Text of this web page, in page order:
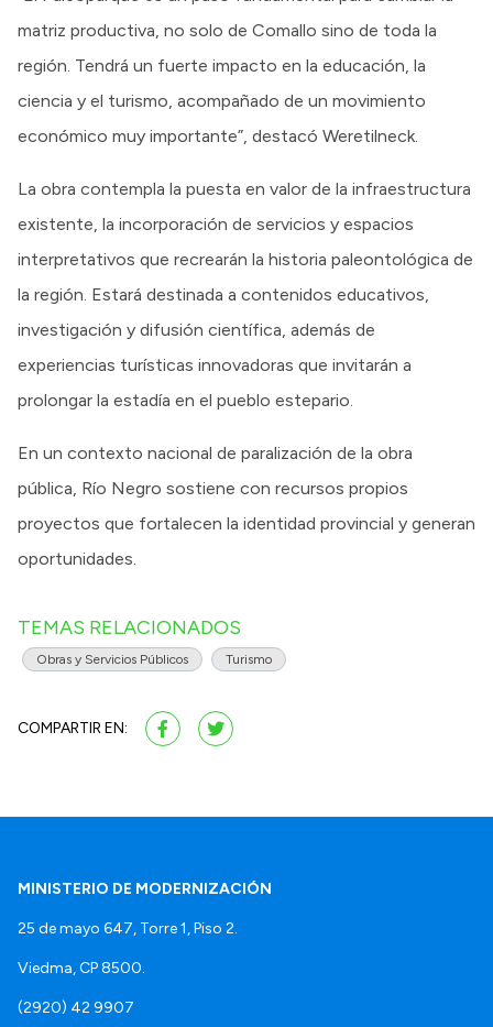
matriz productiva, no solo de Comallo sino de toda la
región. Tendrá un fuerte impacto en la educación, la
ciencia y el turismo, acompañado de un movimiento
económico muy importante”, destacó Weretilneck.
La obra contempla la puesta en valor de la infraestructura
existente, la incorporación de servicios y espacios
interpretativos que recrearán la historia paleontológica de
la región. Estará destinada a contenidos educativos,
investigación y difusión científica, además de
experiencias turísticas innovadoras que invitarán a
prolongar la estadía en el pueblo estepario.
En un contexto nacional de paralización de la obra
pública, Río Negro sostiene con recursos propios
proyectos que fortalecen la identidad provincial y generan
oportunidades.
TEMAS RELACIONADOS
Obras y Servicios Públicos Turismo
COMPARTIR EN:
MINISTERIO DE MODERNIZACIÓN
25 de mayo 647, Torre 1, Piso 2.
Viedma, CP 8500.
(2920) 42 9907